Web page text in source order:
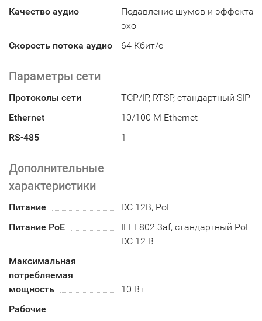
Качество аудио
Подавление шумов и эффекта
эхо
Скорость потока аудио
64 Кбит/с
Параметры сети
Протоколы сети
TCP/IP, RTSP, cтандартный SIP
Ethernet
10/100 M Ethernet
RS-485
1
Дополнительные
характеристики
Питание
DC 12В, PoE
Питание PoE
IEEE802.3af, стандартный PoE
DС 12 В
Максимальная
потребляемая
мощность
10 Вт
Рабочие